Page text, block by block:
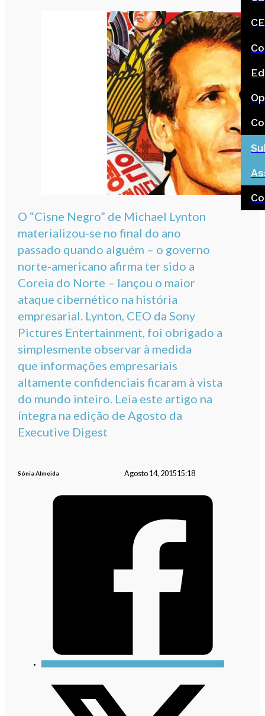
O “Cisne Negro” de Michael Lynton
materializou-se no final do ano
passado quando alguém – o governo
norte-americano afirma ter sido a
Coreia do Norte – lançou o maior
ataque cibernético na história
empresarial. Lynton, CEO da Sony
Pictures Entertainment, foi obrigado a
simplesmente observar à medida
que informações empresariais
altamente confidenciais ficaram à vista
do mundo inteiro. Leia este artigo na
íntegra na edição de Agosto da
Executive Digest
Sónia Almeida Agosto 14, 201515:18